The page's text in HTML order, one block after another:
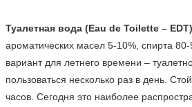
Туалетная вода (Eau de Toilette – EDT)
ароматических масел 5-10%, спирта
вариант для летнего времени –
пользоваться несколько раз в день.
часов. Сегодня это наиболее